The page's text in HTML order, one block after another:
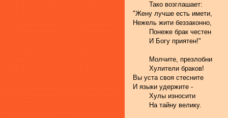
	Тако возглашает:
"Жену лучше есть имети,
Нежель жити беззаконно,
	Понеже брак честен
	И Богу приятен!"
	Молчите, презлобни
	Хулители браков!
Вы уста своя стесните
И языки удержите -
	Хулы износити
	На тайну велику.